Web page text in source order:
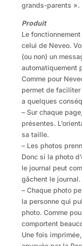
grands-parents ».
Produit
Le
celui de Neveo.
(ou non) un
automatiquement
Comme pour
permet de
a quelques
– Sur chaque
présentes.
sa taille.
– Les photos
Donc si la photo
le journal peut
gâchent le journal.
– Chaque photo
la personne qui
photo. Comme
comportent
Une fois